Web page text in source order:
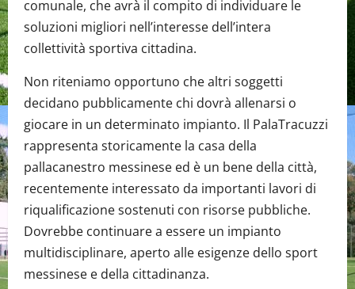
comunale, che avrà il compito di individuare le
soluzioni migliori nell’interesse dell’intera
collettività sportiva cittadina.
Non riteniamo opportuno che altri soggetti
decidano pubblicamente chi dovrà allenarsi o
giocare in un determinato impianto. Il PalaTracuzzi
rappresenta storicamente la casa della
pallacanestro messinese ed è un bene della città,
recentemente interessato da importanti lavori di
riqualificazione sostenuti con risorse pubbliche.
Dovrebbe continuare a essere un impianto
multidisciplinare, aperto alle esigenze dello sport
messinese e della cittadinanza.